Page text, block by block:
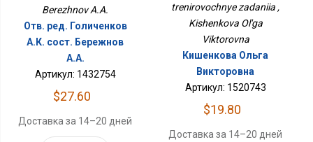
Berezhnov A.A.
Отв. ред. Голиченков
А.К. сост. Бережнов
А.А.
Артикул: 1432754
$27.60
Доставка за 14–20 дней
trenirovochnye zadaniia ,
Kishenkova Ol'ga
Viktorovna
Кишенкова Ольга
Викторовна
Артикул: 1520743
$19.80
Доставка за 14–20 дней